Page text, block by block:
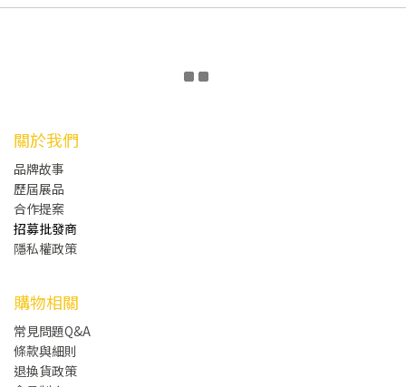
關於我們
品牌故事
歷屆展品
合作提案
招募批發商
隱私權政策
購物相關
常見問題Q&A
條款與細則
退換貨政策